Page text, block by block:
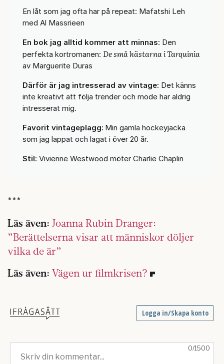
En låt som jag ofta har på repeat: Mafatshi Leh
med Al Massrieen
En bok jag alltid kommer att minnas: Den
perfekta kortromanen: De små hästarna i Tarquinia
av Marguerite Duras
Därför är jag intresserad av vintage: Det känns
inte kreativt att följa trender och mode har aldrig
intresserat mig.
Favorit vintageplagg: Min gamla hockeyjacka
som jag lappat och lagat i över 20 år.
Stil: Vivienne Westwood möter Charlie Chaplin
***
Läs även: Joanna Rubin Dranger:
”Berättelserna visar att människor döljer
vilka de är”
Läs även: Vägen ur filmkrisen?